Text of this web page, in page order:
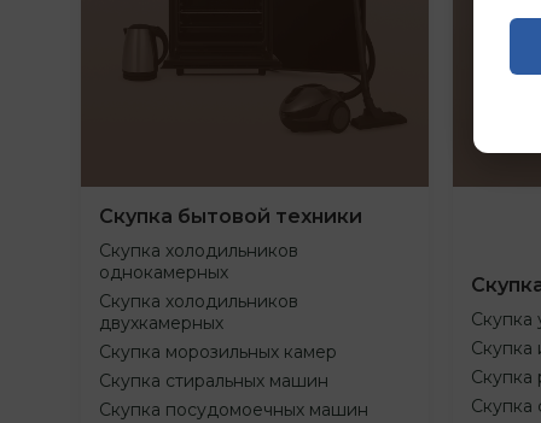
Скупка бытовой техники
Скупка холодильников
однокамерных
Скупка холодильников
двухкамерных
Скупка морозильных камер
Скупка стиральных машин
Скупка посудомоечных машин
Скупка
Скупка
Скупка
Скупка